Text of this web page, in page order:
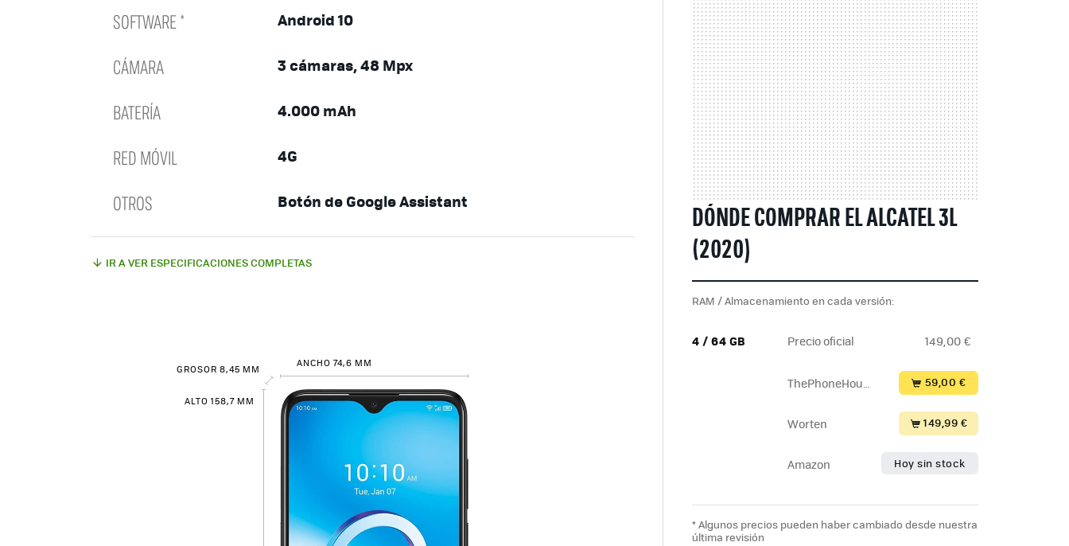
SOFTWARE * Android 10
CÁMARA 3 cámaras, 48 Mpx
BATERÍA 4.000 mAh
RED MÓVIL 4G
OTROS Botón de Google Assistant
IR A VER ESPECIFICACIONES COMPLETAS
GROSOR 8,45 MM
ANCHO 74,6 MM
ALTO 158,7 MM
DÓNDE COMPRAR EL ALCATEL 3L
(2020)
RAM / Almacenamiento en cada versión:
4 / 64 GB Precio oficial 149,00 €
ThePhoneHous
59,00 €
Worten 149,99 €
Amazon Hoy sin stock
* Algunos precios pueden haber cambiado desde nuestra
última revisión